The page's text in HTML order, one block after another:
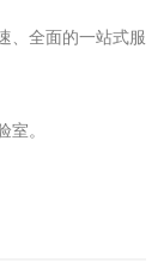
、全面的一站式服
。